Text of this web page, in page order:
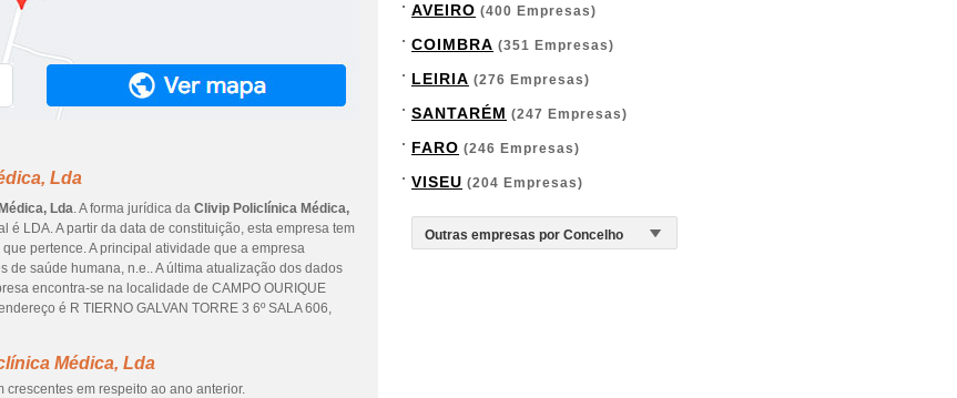
Lda
Lda. A forma jurídica da Clivip Policlínica Médica,
é LDA. A partir da data de constituição, esta empresa tem
pertence. A principal atividade que a empresa
saúde humana, n.e.. A última atualização dos dados
encontra-se na localidade de CAMPO OURIQUE
é R TIERNO GALVAN TORRE 3 6º SALA 606,
Médica, Lda
em respeito ao ano anterior.
AVEIRO (400 Empresas)
COIMBRA (351 Empresas)
LEIRIA (276 Empresas)
SANTARÉM (247 Empresas)
FARO (246 Empresas)
VISEU (204 Empresas)